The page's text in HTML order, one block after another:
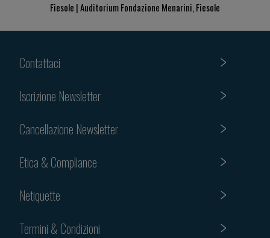
Fiesole | Auditorium Fondazione Menarini, Fiesole
Contattaci
Iscrizione Newsletter
Cancellazione Newsletter
Etica & Compliance
Netiquette
Termini & Condizioni